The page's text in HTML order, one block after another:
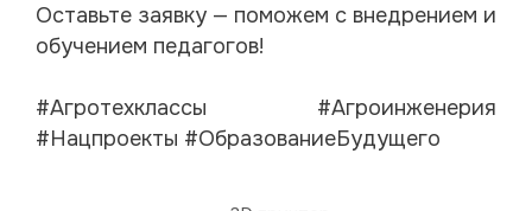
Оставьте заявку — поможем с внедрением и
обучением педагогов!
#Агротехклассы #Агроинженерия
#Нацпроекты #ОбразованиеБудущего